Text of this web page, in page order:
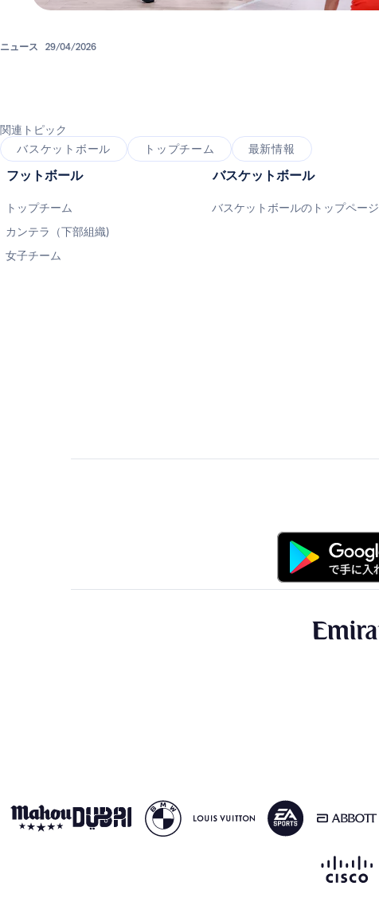
ニュース 29/04/2026
関連トピック
バスケットボール
トップチーム 最新情報
フットボール
トップチーム
カンテラ（下部組織)
女子チーム
バスケットボール
バスケットボールのトップページ